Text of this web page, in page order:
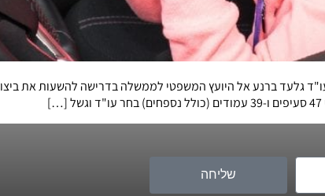
גלעד ברנע אל היועץ המשפטי לממשלה בדרישה להשעות את
שליחה